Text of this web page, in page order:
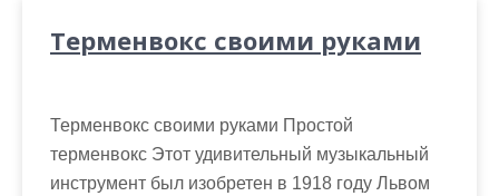
Терменвокс своими руками
Терменвокс своими руками Простой
терменвокс Этот удивительный музыкальный
инструмент был изобретен в 1918 году Львом